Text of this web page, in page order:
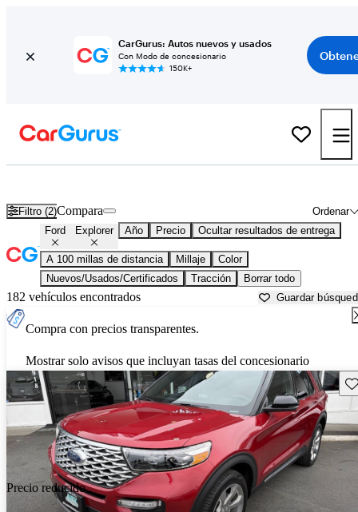
CarGurus: Autos nuevos y usados
Con Modo de concesionario
150K+
Filtro (2) Ordenar
Compara
Ford Explorer Año Precio Ocultar resultados de entrega
A 100 millas de distancia Millaje
Color
Nuevos/Usados/Certificados
Tracción Borrar todo
182 vehículos encontrados Guardar
Compra con precios transparentes.
Mostrar solo avisos que incluyan tasas del concesionario
Precio reducido